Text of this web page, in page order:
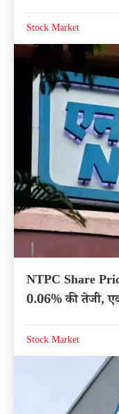
Stock Market
NTPC Share
0.06% की तेजी,
Stock Market